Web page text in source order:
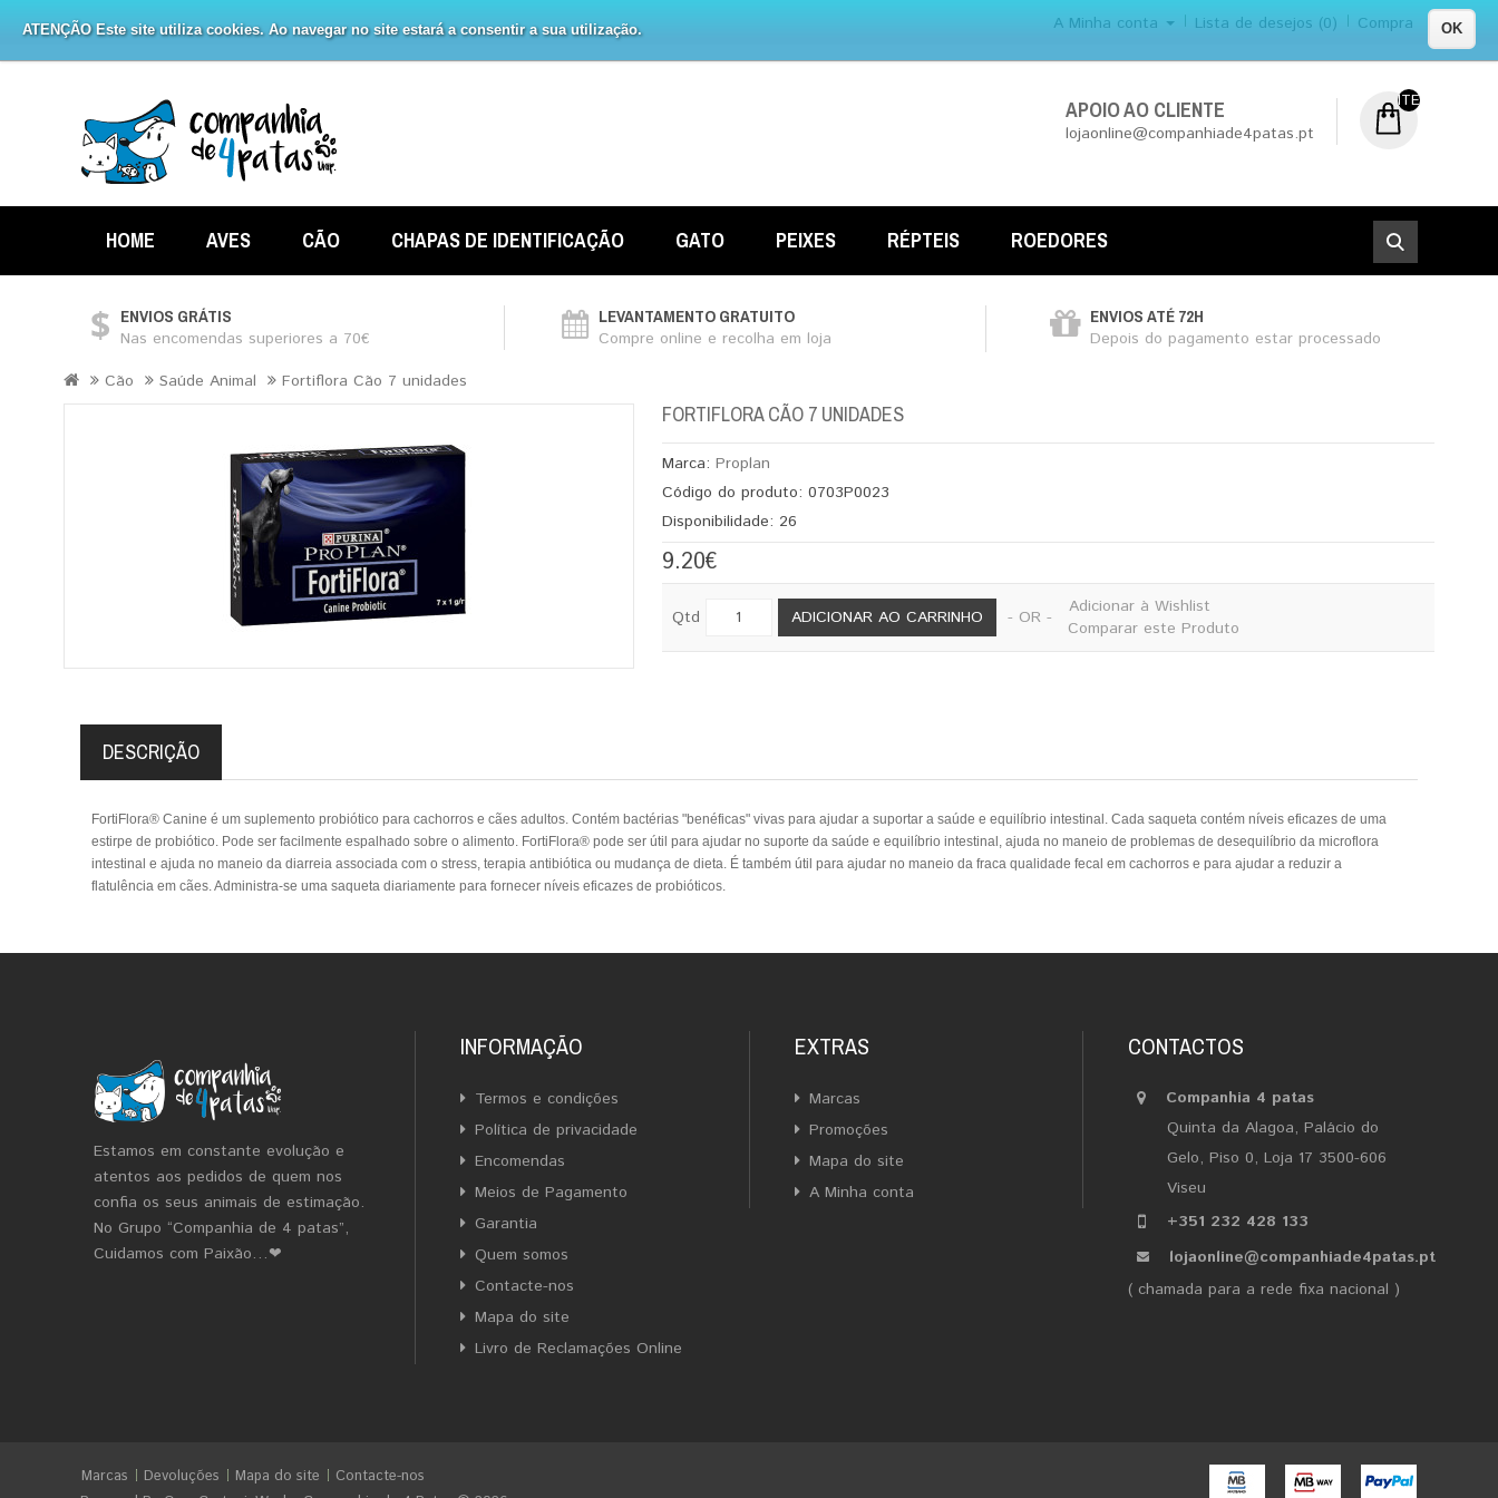
ATENÇÃO Este site utiliza cookies. Ao navegar no site estará a consentir a sua utilização. OK
A Minha conta Lista de desejos (0) Compra
APOIO AO CLIENTE
lojaonline@companhiade4patas.pt
ITEM (NS) DE
HOME AVES CÃO CHAPAS DE IDENTIFICAÇÃO GATO PEIXES RÉPTEIS ROEDORES
ENVIOS GRÁTIS
Nas encomendas superiores a 70€
LEVANTAMENTO GRATUITO
Compre online e recolha em loja
ENVIOS ATÉ 72H
Depois do pagamento estar processado
Cão
Saúde Animal Fortiflora Cão 7 unidades
FORTIFLORA CÃO 7 UNIDADES
Marca: Proplan
Código do produto: 0703P0023
Disponibilidade: 26
9.20€
Qtd ADICIONAR AO CARRINHO - OR -
Adicionar à Wishlist
Comparar este Produto
DESCRIÇÃO
FortiFlora® Canine é um suplemento probiótico para cachorros e cães adultos. Contém bactérias "benéficas" vivas para ajudar a suportar a saúde e equilíbrio intestinal. Cada saqueta contém níveis eficazes de uma
estirpe de probiótico. Pode ser facilmente espalhado sobre o alimento. FortiFlora® pode ser útil para ajudar no suporte da saúde e equilíbrio intestinal, ajuda no maneio de problemas de desequilíbrio da microflora
intestinal e ajuda no maneio da diarreia associada com o stress, terapia antibiótica ou mudança de dieta. É também útil para ajudar no maneio da fraca qualidade fecal em cachorros e para ajudar a reduzir a
flatulência em cães. Administra-se uma saqueta diariamente para fornecer níveis eficazes de probióticos.
Estamos em constante evolução e
atentos aos pedidos de quem nos
confia os seus animais de estimação.
No Grupo “Companhia de 4 patas”,
Cuidamos com Paixão…❤
INFORMAÇÃO
Termos e condições
Política de privacidade
Encomendas
Meios de Pagamento
Garantia
Quem somos
Contacte-nos
Mapa do site
Livro de Reclamações Online
EXTRAS
Marcas
Promoções
Mapa do site
A Minha conta
CONTACTOS
Companhia 4 patas
Quinta da Alagoa, Palácio do
Gelo, Piso 0, Loja 17 3500-606
Viseu
+351 232 428 133
lojaonline@companhiade4patas.pt
( chamada para a rede fixa nacional )
Marcas Devoluções Mapa do site
Contacte-nos